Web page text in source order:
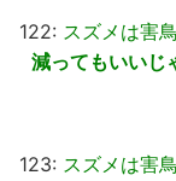
122: スズメは害
減ってもいいじ
123: スズメは害